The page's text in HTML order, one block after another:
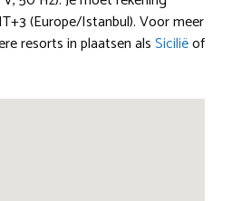
(Europe/Istanbul). Voor meer
resorts in plaatsen alsSiciliëof